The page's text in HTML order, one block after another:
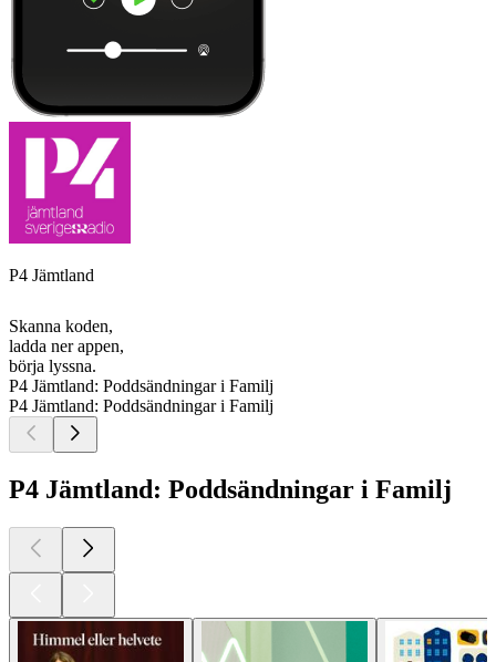
P4 Jämtland
Skanna koden,
ladda ner appen,
börja lyssna.
P4 Jämtland: Poddsändningar i Familj
P4 Jämtland: Poddsändningar i Familj
P4 Jämtland: Poddsändningar i Familj